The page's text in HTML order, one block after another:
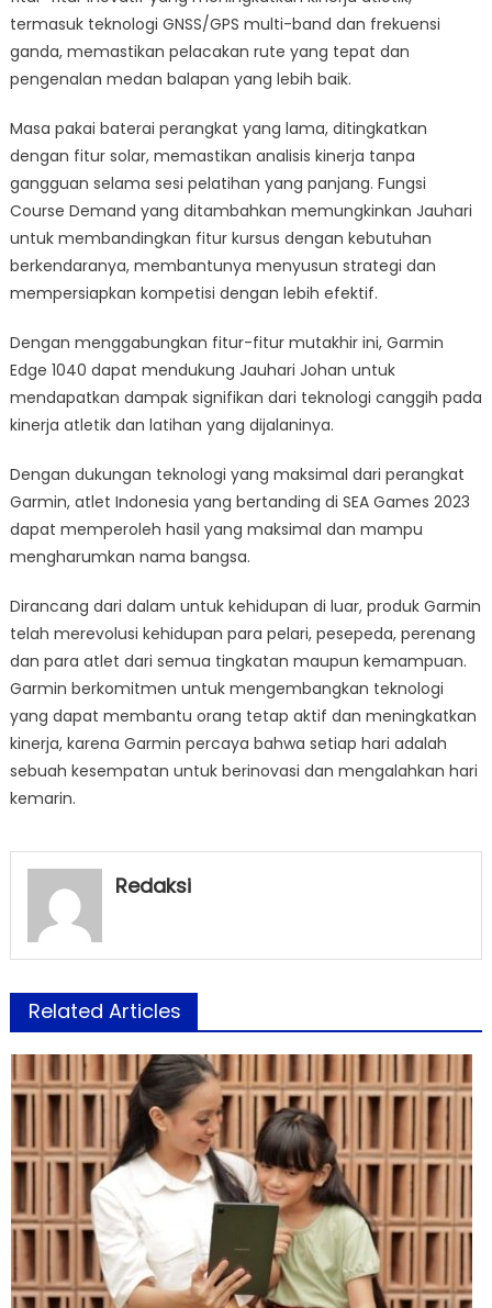
termasuk teknologi GNSS/GPS multi-band dan frekuensi
ganda, memastikan pelacakan rute yang tepat dan
pengenalan medan balapan yang lebih baik.
Masa pakai baterai perangkat yang lama, ditingkatkan
dengan fitur solar, memastikan analisis kinerja tanpa
gangguan selama sesi pelatihan yang panjang. Fungsi
Course Demand yang ditambahkan memungkinkan Jauhari
untuk membandingkan fitur kursus dengan kebutuhan
berkendaranya, membantunya menyusun strategi dan
mempersiapkan kompetisi dengan lebih efektif.
Dengan menggabungkan fitur-fitur mutakhir ini, Garmin
Edge 1040 dapat mendukung Jauhari Johan untuk
mendapatkan dampak signifikan dari teknologi canggih pada
kinerja atletik dan latihan yang dijalaninya.
Dengan dukungan teknologi yang maksimal dari perangkat
Garmin, atlet Indonesia yang bertanding di SEA Games 2023
dapat memperoleh hasil yang maksimal dan mampu
mengharumkan nama bangsa.
Dirancang dari dalam untuk kehidupan di luar, produk Garmin
telah merevolusi kehidupan para pelari, pesepeda, perenang
dan para atlet dari semua tingkatan maupun kemampuan.
Garmin berkomitmen untuk mengembangkan teknologi
yang dapat membantu orang tetap aktif dan meningkatkan
kinerja, karena Garmin percaya bahwa setiap hari adalah
sebuah kesempatan untuk berinovasi dan mengalahkan hari
kemarin.
Redaksi
Related Articles